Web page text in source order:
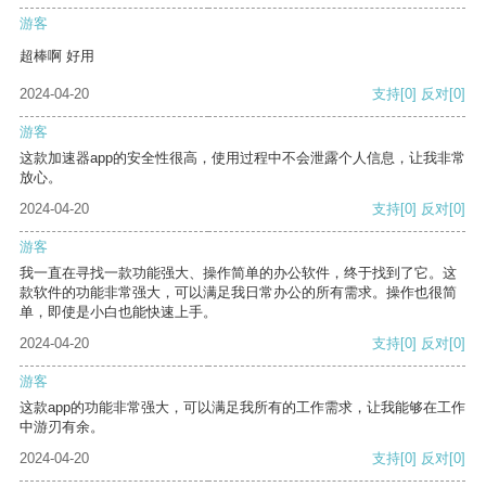
游客
超棒啊 好用
2024-04-20 支持[0] 反对[0]
游客
这款加速器app的安全性很高，使用过程中不会泄露个人信息，让我非常
放心。
2024-04-20
支持[0] 反对[0]
游客
我一直在寻找一款功能强大、操作简单的办公软件，终于找到了它。这
款软件的功能非常强大，可以满足我日常办公的所有需求。操作也很简
单，即使是小白也能快速上手。
2024-04-20
支持[0] 反对[0]
游客
这款app的功能非常强大，可以满足我所有的工作需求，让我能够在工作
中游刃有余。
2024-04-20
支持[0] 反对[0]